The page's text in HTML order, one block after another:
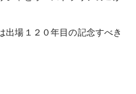
出場１２０年目の記念すべき